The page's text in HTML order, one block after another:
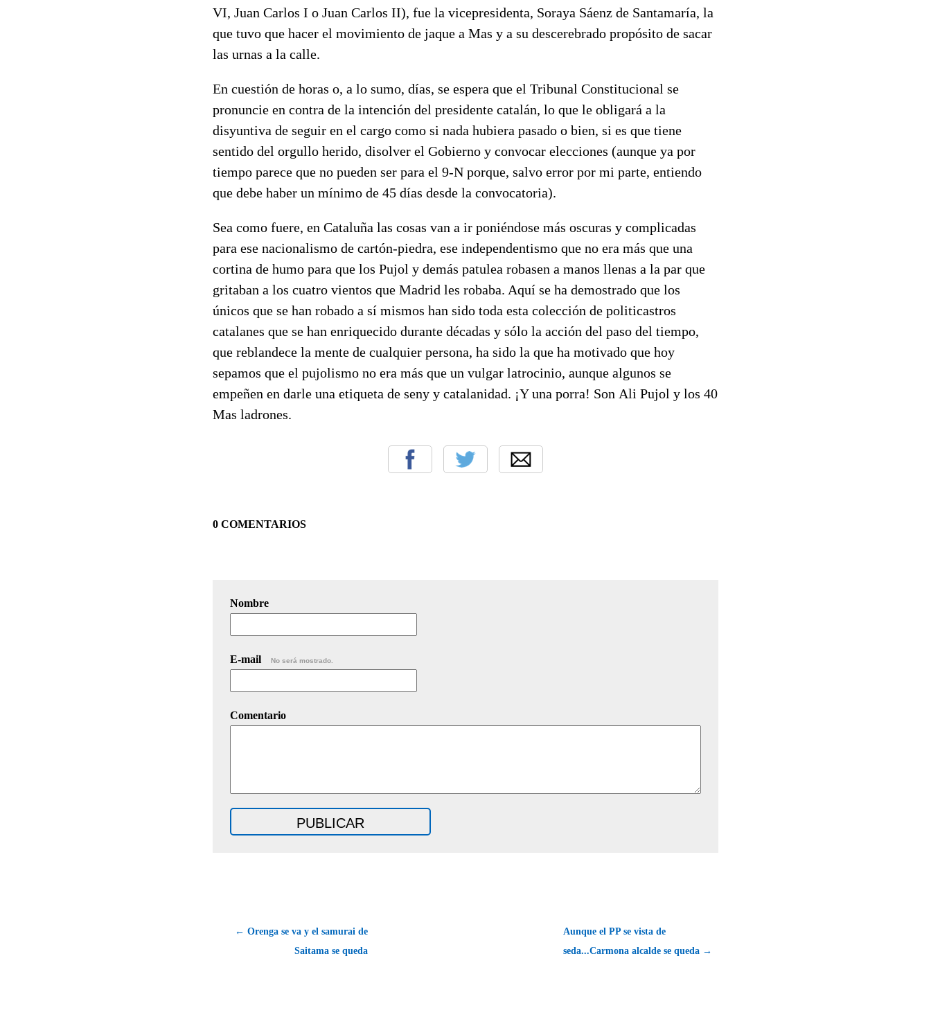
VI, Juan Carlos I o Juan Carlos II), fue la vicepresidenta, Soraya Sáenz de Santamaría, la
que tuvo que hacer el movimiento de jaque a Mas y a su descerebrado propósito de sacar
las urnas a la calle.
En cuestión de horas o, a lo sumo, días, se espera que el Tribunal Constitucional se
pronuncie en contra de la intención del presidente catalán, lo que le obligará a la
disyuntiva de seguir en el cargo como si nada hubiera pasado o bien, si es que tiene
sentido del orgullo herido, disolver el Gobierno y convocar elecciones (aunque ya por
tiempo parece que no pueden ser para el 9-N porque, salvo error por mi parte, entiendo
que debe haber un mínimo de 45 días desde la convocatoria).
Sea como fuere, en Cataluña las cosas van a ir poniéndose más oscuras y complicadas
para ese nacionalismo de cartón-piedra, ese independentismo que no era más que una
cortina de humo para que los Pujol y demás patulea robasen a manos llenas a la par que
gritaban a los cuatro vientos que Madrid les robaba. Aquí se ha demostrado que los
únicos que se han robado a sí mismos han sido toda esta colección de politicastros
catalanes que se han enriquecido durante décadas y sólo la acción del paso del tiempo,
que reblandece la mente de cualquier persona, ha sido la que ha motivado que hoy
sepamos que el pujolismo no era más que un vulgar latrocinio, aunque algunos se
empeñen en darle una etiqueta de seny y catalanidad. ¡Y una porra! Son Ali Pujol y los 40
Mas ladrones.
0 COMENTARIOS
Nombre
E-mail No será mostrado.
Comentario
← Orenga se va y el samurai de
Saitama se queda
Aunque el PP se vista de
seda...Carmona alcalde se queda →